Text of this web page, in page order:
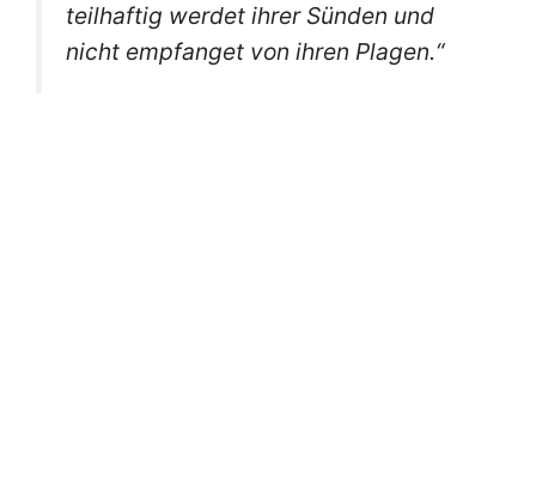
teilhaftig werdet ihrer Sünden und
nicht empfanget von ihren Plagen.“